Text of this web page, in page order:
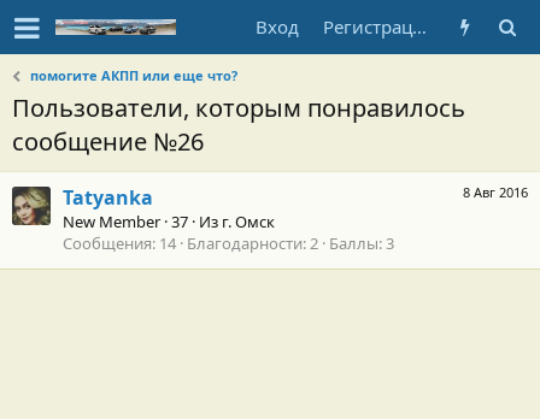
Вход Регистрация
помогите АКПП или еще что?
Пользователи, которым понравилось
сообщение №26
8 Авг 2016
Tatyanka
New Member ·37 · Из г. Омск
Сообщения 14 Благодарности 2 Баллы 3